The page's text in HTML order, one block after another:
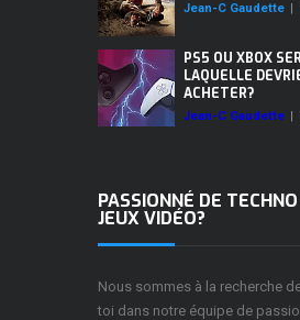
Jean-C Gaudette |
PS5 OU XBOX
LAQUELLE
ACHETER?
Jean-C Gaudette |
PASSIONNÉ DE
JEUX VIDÉO?
Nous sommes à la recherche
toi dans notre équipe de